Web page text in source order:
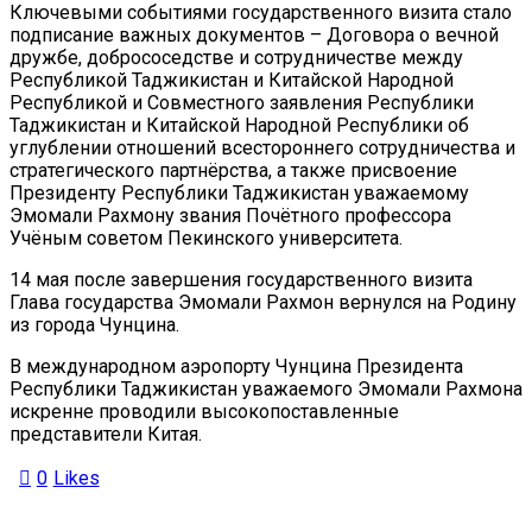
Ключевыми событиями государственного визита стало
подписание важных документов – Договора о вечной
дружбе, добрососедстве и сотрудничестве между
Республикой Таджикистан и Китайской Народной
Республикой и Совместного заявления Республики
Таджикистан и Китайской Народной Республики об
углублении отношений всестороннего сотрудничества и
стратегического партнёрства, а также присвоение
Президенту Республики Таджикистан уважаемому
Эмомали Рахмону звания Почётного профессора
Учёным советом Пекинского университета.
14 мая после завершения государственного визита
Глава государства Эмомали Рахмон вернулся на Родину
из города Чунцина.
В международном аэропорту Чунцина Президента
Республики Таджикистан уважаемого Эмомали Рахмона
искренне проводили высокопоставленные
представители Китая.
0 Likes